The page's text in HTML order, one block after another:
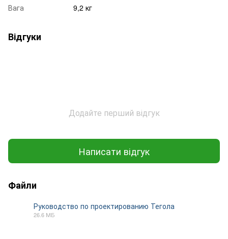
Вага
9,2 кг
Відгуки
Додайте перший відгук
Написати відгук
Файли
Руководство по проектированию Тегола
26.6 МБ